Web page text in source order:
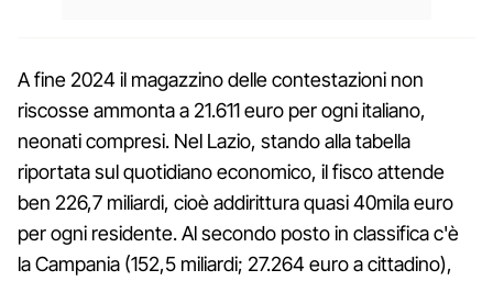
A fine 2024 il magazzino delle contestazioni non
riscosse ammonta a 21.611 euro per ogni italiano,
neonati compresi. Nel Lazio, stando alla tabella
riportata sul quotidiano economico, il fisco attende
ben 226,7 miliardi, cioè addirittura quasi 40mila euro
per ogni residente. Al secondo posto in classifica c'è
la Campania (152,5 miliardi; 27.264 euro a cittadino),